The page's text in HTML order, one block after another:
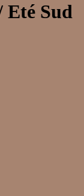
Eté Sud